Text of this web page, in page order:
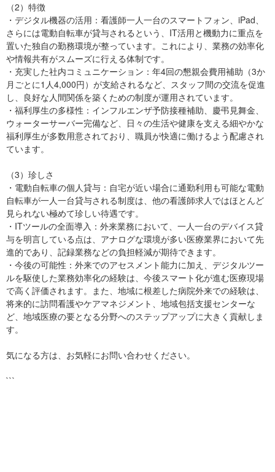
（2）特徴
・デジタル機器の活用：看護師一人一台のスマートフォン、iPad、
さらには電動自転車が貸与されるという、IT活用と機動力に重点を
置いた独自の勤務環境が整っています。これにより、業務の効率化
や情報共有がスムーズに行える体制です。
・充実した社内コミュニケーション：年4回の懇親会費用補助（3か
月ごとに1人4,000円）が支給されるなど、スタッフ間の交流を促進
し、良好な人間関係を築くための制度が運用されています。
・福利厚生の多様性：インフルエンザ予防接種補助、慶弔見舞金、
ウォーターサーバー完備など、日々の生活や健康を支える細やかな
福利厚生が多数用意されており、職員が快適に働けるよう配慮され
ています。
（3）珍しさ
・電動自転車の個人貸与：自宅が近い場合に通勤利用も可能な電動
自転車が一人一台貸与される制度は、他の看護師求人ではほとんど
見られない極めて珍しい待遇です。
・ITツールの全面導入：外来業務において、一人一台のデバイス貸
与を明言している点は、アナログな環境が多い医療業界において先
進的であり、記録業務などの負担軽減が期待できます。
・今後の可能性：外来でのアセスメント能力に加え、デジタルツー
ルを駆使した業務効率化の経験は、今後スマート化が進む医療現場
で高く評価されます。また、地域に根差した病院外来での経験は、
将来的に訪問看護やケアマネジメント、地域包括支援センターな
ど、地域医療の要となる分野へのステップアップに大きく貢献しま
す。
気になる方は、お気軽にお問い合わせください。
```